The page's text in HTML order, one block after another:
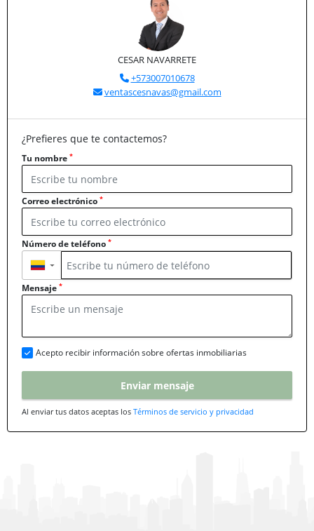
CESAR NAVARRETE
+573007010678
ventascesnavas@gmail.com
¿Prefieres que te contactemos?
Tu nombre *
Correo electrónico *
Número de teléfono *
▼
Mensaje *
Acepto recibir información sobre ofertas inmobiliarias
Enviar mensaje
Al enviar tus datos aceptas los Términos de servicio y privacidad